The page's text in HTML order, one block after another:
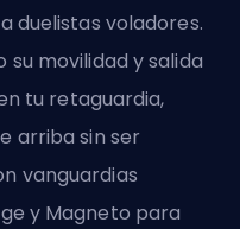
duelistas voladores.
movilidad y salida
tu retaguardia,
arriba sin ser
vanguardias
y Magneto para